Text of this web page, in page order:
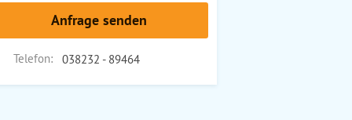
Anfrage senden
Telefon: 038232 - 89464